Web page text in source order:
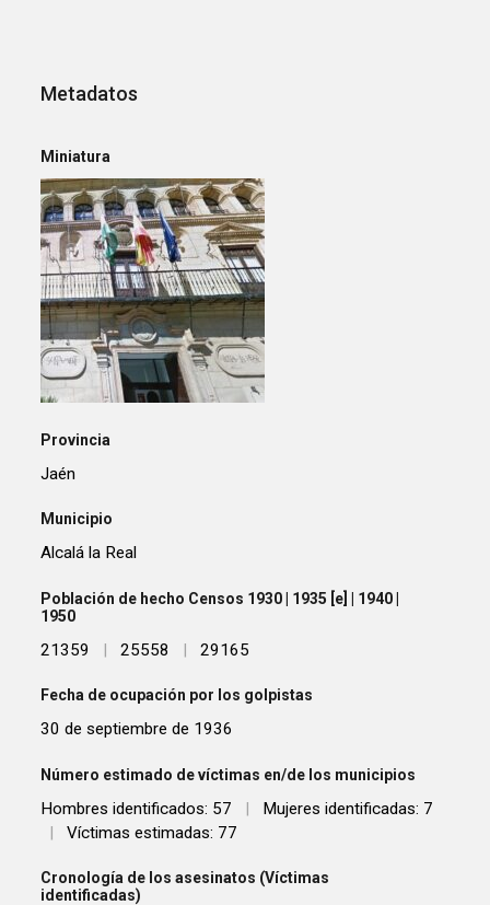
Metadatos
Miniatura
Provincia
Jaén
Municipio
Alcalá la Real
Población de hecho Censos 1930 | 1935 [e] | 1940 |
1950
21359 | 25558 | 29165
Fecha de ocupación por los golpistas
30 de septiembre de 1936
Número estimado de víctimas en/de los municipios
Hombres identificados: 57 |
Mujeres identificadas: 7
|
Víctimas estimadas: 77
Cronología de los asesinatos (Víctimas
identificadas)